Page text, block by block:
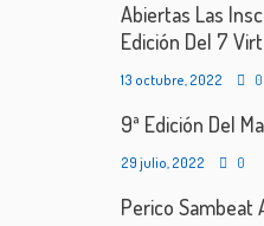
Abiertas Las
Edición Del 7
13 octubre, 2022 0
9ª Edición Del
29 julio, 2022 0
Perico Sambeat